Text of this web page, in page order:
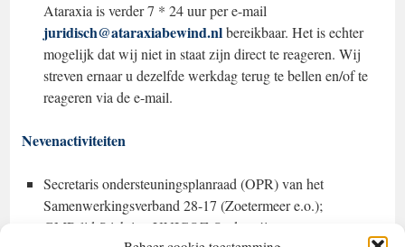
Ataraxia is verder 7 * 24 uur per e-mail
juridisch@ataraxiabewind.nlbereikbaar. Het is echter
mogelijk dat wij niet in staat zijn direct te reageren. Wij
streven ernaar u dezelfde werkdag terug te bellen en/of te
reageren via de e-mail.
Nevenactiviteiten
Secretaris ondersteuningsplanraad (OPR) van het
Samenwerkingsverband 28-17 (Zoetermeer e.o.);
GMR lid Stichting UNICOZ Onderwijsgroep;